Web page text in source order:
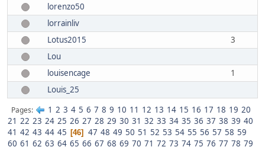
lorenzo50
lorrainliv
Lotus2015
3
Lou
louisencage
1
Louis_25
Pages 1 2 3 4 5 6 7 8 9 10 11 12 13 14 15 16 17 18 19 20
21 22 23 24 25 26 27 28 29 30 31 32 33 34 35 36 37 38 39 40
41 42 43 44 45 46 47 48 49 50 51 52 53 54 55 56 57 58 59
60 61 62 63 64 65 66 67 68 69 70 71 72 73 74 75 76 77 78 79